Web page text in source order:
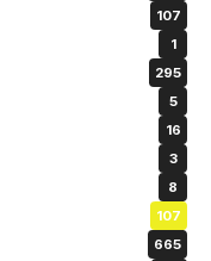
107
1
295
5
16
3
8
107
665